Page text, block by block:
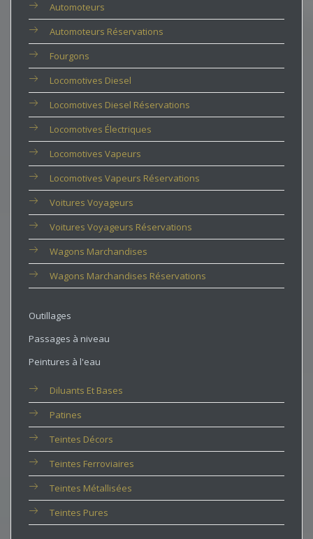
Automoteurs
Automoteurs Réservations
Fourgons
Locomotives Diesel
Locomotives Diesel Réservations
Locomotives Électriques
Locomotives Vapeurs
Locomotives Vapeurs Réservations
Voitures Voyageurs
Voitures Voyageurs Réservations
Wagons Marchandises
Wagons Marchandises Réservations
Outillages
Passages à niveau
Peintures à l'eau
Diluants Et Bases
Patines
Teintes Décors
Teintes Ferroviaires
Teintes Métallisées
Teintes Pures